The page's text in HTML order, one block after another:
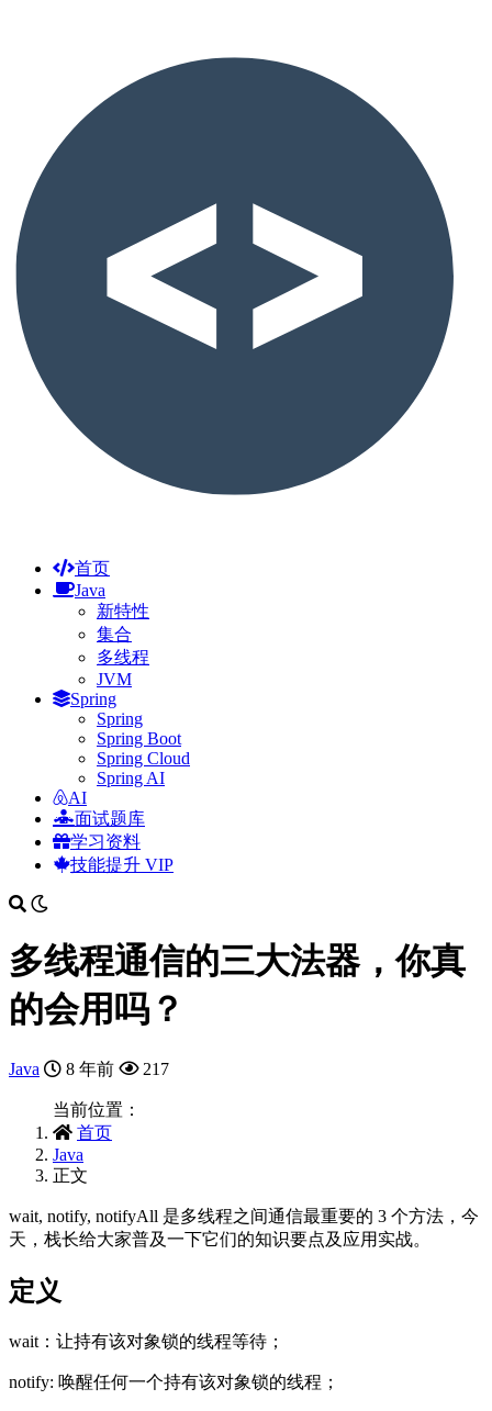
首页
Java
新特性
集合
多线程
JVM
Spring
Spring
Spring Boot
Spring Cloud
Spring AI
AI
面试题库
学习资料
技能提升 VIP
多线程通信的三大法器，你真
的会用吗？
Java 8 年前 217
当前位置：
首页
Java
正文
wait, notify, notifyAll 是多线程之间通信最重要的 3 个方法，今
天，栈长给大家普及一下它们的知识要点及应用实战。
定义
wait：让持有该对象锁的线程等待；
notify: 唤醒任何一个持有该对象锁的线程；